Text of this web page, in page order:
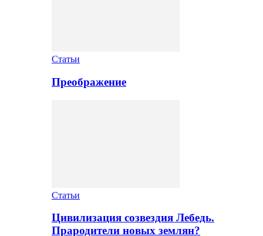
Статьи
Преображение
Статьи
Цивилизация созвездия Лебедь.
Прародители новых землян?